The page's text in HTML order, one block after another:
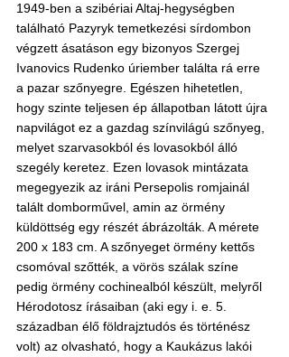
1949-ben a szibériai Altaj-hegységben
található Pazyryk temetkezési sírdombon
végzett ásatáson egy bizonyos Szergej
Ivanovics Rudenko úriember találta rá erre
a pazar szőnyegre. Egészen hihetetlen,
hogy szinte teljesen ép állapotban látott újra
napvilágot ez a gazdag színvilágú szőnyeg,
melyet szarvasokból és lovasokból álló
szegély keretez. Ezen lovasok mintázata
megegyezik az iráni Persepolis romjainál
talált domborművel, amin az örmény
küldöttség egy részét ábrázolták. A mérete
200 x 183 cm. A szőnyeget örmény kettős
csomóval szőtték, a vörös szálak színe
pedig örmény cochinealból készült, melyről
Hérodotosz írásaiban (aki egy i. e. 5.
században élő földrajztudós és történész
volt) az olvasható, hogy a Kaukázus lakói